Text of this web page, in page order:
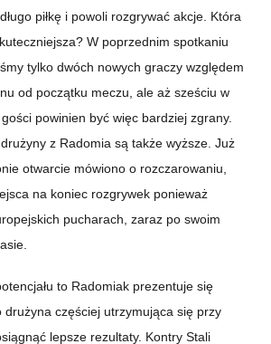
piłkę i powoli rozgrywać akcje. Która
W poprzednim spotkaniu
tylko dwóch nowych graczy względem
od początku meczu, ale aż sześciu w
powinien być więc bardziej zgrany.
z Radomia są także wyższe. Już
otwarcie mówiono o rozczarowaniu,
na koniec rozgrywek ponieważ
pucharach, zaraz po swoim
to Radomiak prezentuje się
drużyna częściej utrzymująca się przy
lepsze rezultaty. Kontry Stali